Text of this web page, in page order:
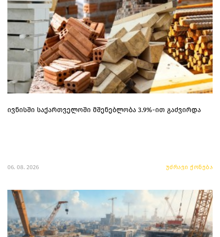
ივნისში საქართველოში მშენებლობა 3.9%-ით გაძვირდა
06. 08. 2026 უძრავი ქონება